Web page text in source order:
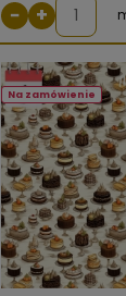
− +
Na zamówienie